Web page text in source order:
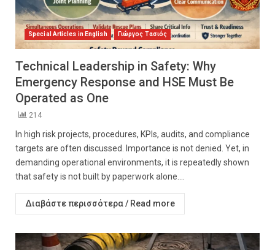
Special Articles in English Γιώργος Τασιός
Technical Leadership in Safety: Why
Emergency Response and HSE Must Be
Operated as One
214
In high risk projects, procedures, KPIs, audits, and compliance
targets are often discussed. Importance is not denied. Yet, in
demanding operational environments, it is repeatedly shown
that safety is not built by paperwork alone....
Διαβάστε περισσότερα / Read more